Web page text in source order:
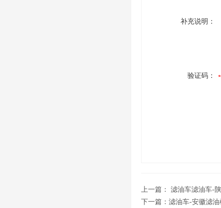
补充说明：
验证码：
上一篇： 滤油车滤油车-
下一篇： 滤油车-安徽滤